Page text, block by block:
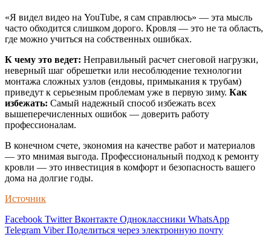
«Я видел видео на YouTube, я сам справлюсь» — эта мысль
часто обходится слишком дорого. Кровля — это не та область,
где можно учиться на собственных ошибках.
К чему это ведет: Неправильный расчет снеговой нагрузки,
неверный шаг обрешетки или несоблюдение технологии
монтажа сложных узлов (ендовы, примыкания к трубам)
приведут к серьезным проблемам уже в первую зиму. Как
избежать: Самый надежный способ избежать всех
вышеперечисленных ошибок — доверить работу
профессионалам.
В конечном счете, экономия на качестве работ и материалов
— это мнимая выгода. Профессиональный подход к ремонту
кровли — это инвестиция в комфорт и безопасность вашего
дома на долгие годы.
Источник
Facebook Twitter Вконтакте Одноклассники WhatsApp
Telegram Viber Поделиться через электронную почту